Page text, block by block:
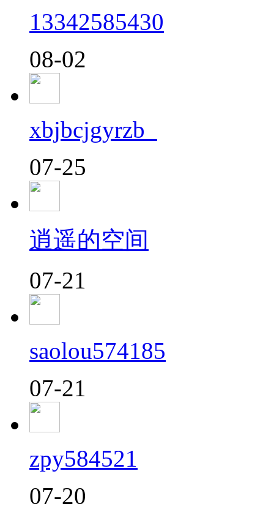
13342585430
08-02
xbjbcjgyrzb_
07-25
逍遥的空间
07-21
saolou574185
07-21
zpy584521
07-20